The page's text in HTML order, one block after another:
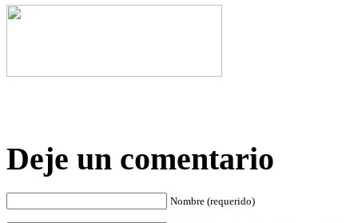
Deje un comentario
Nombre (requerido)